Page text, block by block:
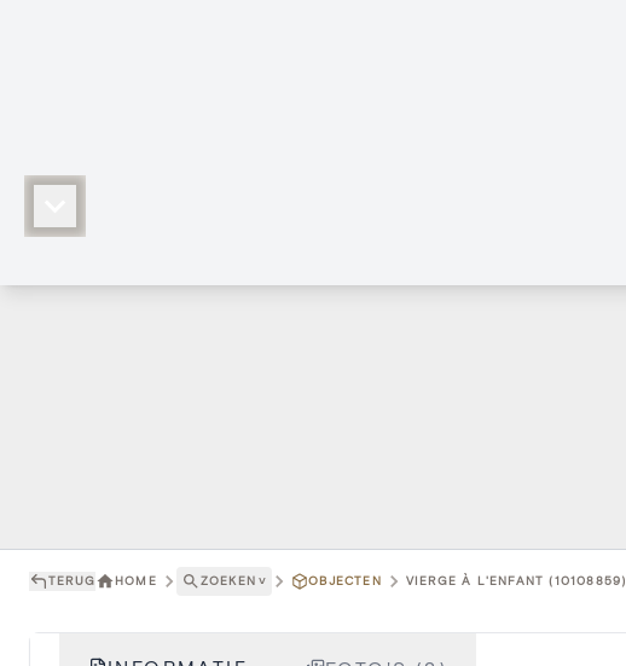
TERUG HOME ZOEKEN ˅ OBJECTEN VIERGE À L'ENFANT (10108859)